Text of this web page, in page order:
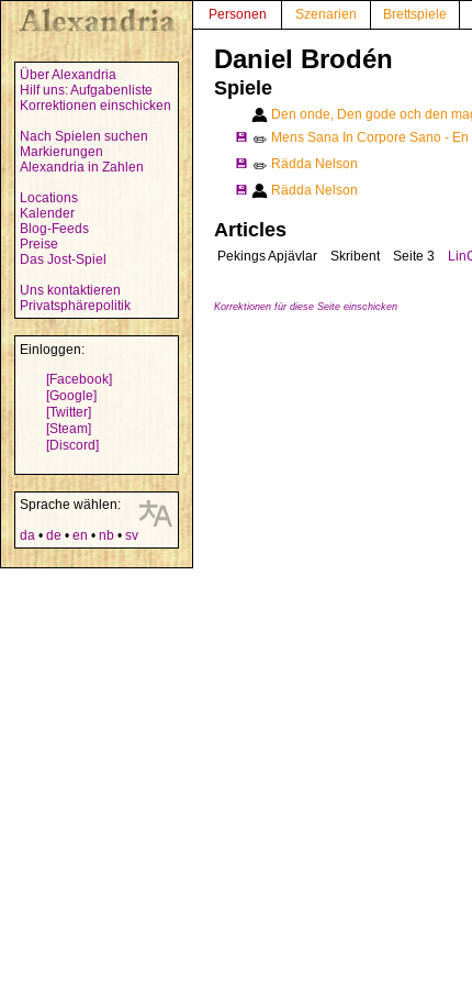
Über Alexandria
Hilf uns: Aufgabenliste
Korrektionen einschicken
Nach Spielen suchen
Markierungen
Alexandria in Zahlen
Locations
Kalender
Blog-Feeds
Preise
Das Jost-Spiel
Uns kontaktieren
Privatsphärepolitik
Einloggen:
[Facebook]
[Google]
[Twitter]
[Steam]
[Discord]
Sprache wählen:
da • de • en • nb • sv
Personen Szenarien Brettspiele
Daniel Brodén
Spiele
Den onde, Den gode och den
💾 ✏️ Mens Sana In Corpore Sano -
💾 ✏️ Rädda Nelson
💾
Rädda Nelson
Articles
Pekings Apjävlar Skribent Seite 3
Korrektionen für diese Seite einschicken